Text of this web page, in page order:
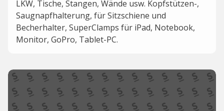
LKW, Tische, Stangen, Wände usw. Kopfstützen-,
Saugnapfhalterung, für Sitzschiene und
Becherhalter, SuperClamps für iPad, Notebook,
Monitor, GoPro, Tablet-PC.